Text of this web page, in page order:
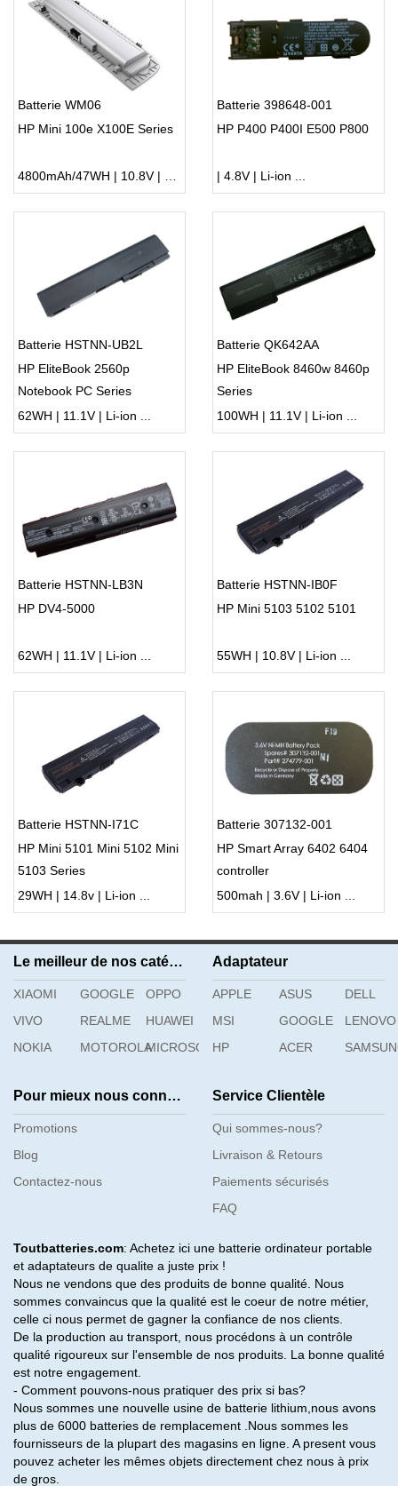
Batterie WM06
HP Mini 100e X100E Series
4800mAh/47WH | 10.8V | Li-ion ...
Batterie 398648-001
HP P400 P400I E500 P800
| 4.8V | Li-ion ...
Batterie HSTNN-UB2L
HP EliteBook 2560p
Notebook PC Series
62WH | 11.1V | Li-ion ...
Batterie QK642AA
HP EliteBook 8460w 8460p
Series
100WH | 11.1V | Li-ion ...
Batterie HSTNN-LB3N
HP DV4-5000
62WH | 11.1V | Li-ion ...
Batterie HSTNN-IB0F
HP Mini 5103 5102 5101
55WH | 10.8V | Li-ion ...
Batterie HSTNN-I71C
HP Mini 5101 Mini 5102 Mini
5103 Series
29WH | 14.8v | Li-ion ...
Batterie 307132-001
HP Smart Array 6402 6404
controller
500mah | 3.6V | Li-ion ...
Le meilleur de nos catégories
XIAOMI GOOGLE
OPPO
VIVO
REALME
HUAWEI
NOKIA
MOTOROLAMICROSOFT
Adaptateur
APPLE ASUS
DELL
MSI
GOOGLE
LENOVO
HP
ACER
Pour mieux nous connaître
Promotions
Blog
Contactez-nous
Service Clientèle
Qui sommes-nous?
Livraison & Retours
Paiements sécurisés
FAQ
Toutbatteries.com: Achetez ici une batterie ordinateur portable
et adaptateurs de qualite a juste prix !
Nous ne vendons que des produits de bonne qualité. Nous
sommes convaincus que la qualité est le coeur de notre métier,
celle ci nous permet de gagner la confiance de nos clients.
De la production au transport, nous procédons à un contrôle
qualité rigoureux sur l'ensemble de nos produits. La bonne qualité
est notre engagement.
- Comment pouvons-nous pratiquer des prix si bas?
Nous sommes une nouvelle usine de batterie lithium,nous avons
plus de 6000 batteries de remplacement .Nous sommes les
fournisseurs de la plupart des magasins en ligne. A present vous
pouvez acheter les mêmes objets directement chez nous à prix
de gros.